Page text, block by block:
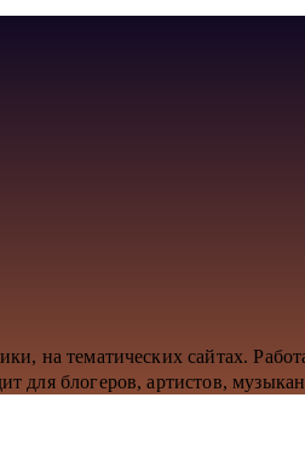
на тематических сайтах.
для блогеров, артистов,